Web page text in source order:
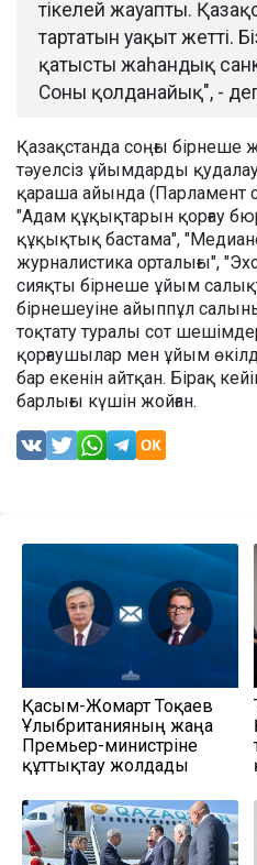
тікелей жауапты.
тартатын уақыт жетті.
қатысты жаһандық
Соны қолданайық", -
Қазақстанда соңғы
тәуелсіз ұйымдарды
қараша айында (Парламент
"Адам құқықтарын қорғау
құқықтық бастама",
журналистика орталығы",
сияқты бірнеше ұйым
бірнешеуіне айыппұл
тоқтату туралы сот
қорғаушылар мен ұйым
бар екенін айтқан. Бірақ
барлығы күшін жойған.
Қасым-Жомарт Тоқаев
Ұлыбританияның жаңа
Премьер-министріне
құттықтау жолдады